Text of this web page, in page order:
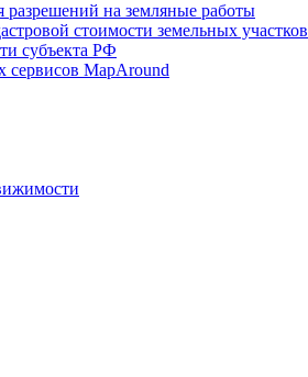
разрешений на земляные работы
стоимости земельных участков
субъекта РФ
сервисов MapAround